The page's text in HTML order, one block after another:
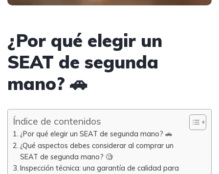
¿Por qué elegir un
SEAT de segunda
mano? 🚗
Índice de contenidos
¿Por qué elegir un SEAT de segunda mano? 🚗
¿Qué aspectos debes considerar al comprar un
SEAT de segunda mano? 🧐
Inspección técnica: una garantía de calidad para